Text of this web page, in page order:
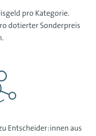
pro Kategorie.
dotierter Sonderpreis
Entscheider:innen aus